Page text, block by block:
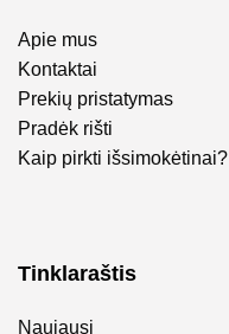
Apie mus
Kontaktai
Prekių pristatymas
Pradėk rišti
Kaip pirkti išsimokėtinai?
Tinklaraštis
Naujausi